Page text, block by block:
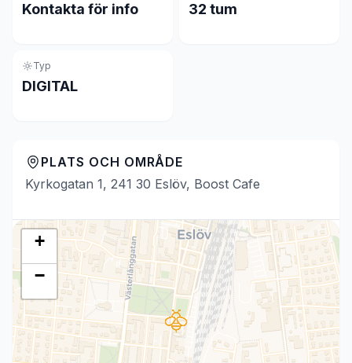
Kontakta för info 32 tum
Typ
DIGITAL
PLATS OCH OMRÅDE
Kyrkogatan 1, 241 30 Eslöv, Boost Cafe
+
−